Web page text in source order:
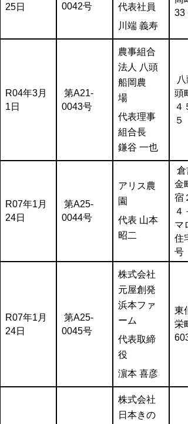
25日 0042号
代表社員
川端 義寿
33
R04年3月
1日
第A21-
0043号
農事組合
法人 八頭
船岡農
場
代表理事
組合長
鎌谷 一也
八
頭
４
５
R07年1月
24日
第A25-
0044号
アリス農
園
代表 山本
昭二
倉
金
宿
４
マ
住
号
R07年1月
24日
第A25-
0045号
株式会社
元屋創発
浜本ファ
ーム
代表取締
役
濵本 喜彦
東
栄
603
株式会社
日本きの